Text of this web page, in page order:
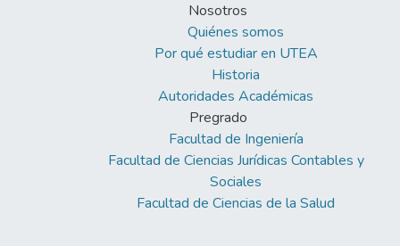
Nosotros
Quiénes somos
Por qué estudiar en UTEA
Historia
Autoridades Académicas
Pregrado
Facultad de Ingeniería
Facultad de Ciencias Jurídicas Contables y
Sociales
Facultad de Ciencias de la Salud